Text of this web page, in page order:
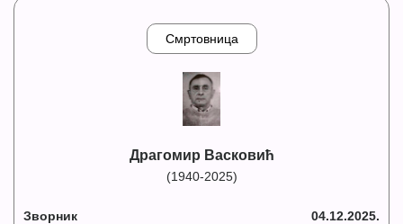
Смртовница
Драгомир Васковић
(1940-2025)
Зворник 04.12.2025.